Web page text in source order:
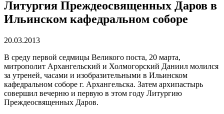
Литургия Преждеосвященных Даров в
Ильинском кафедральном соборе
20.03.2013
В среду первой седмицы Великого поста, 20 марта,
митрополит Архангельский и Холмогорский Даниил молился
за утреней, часами и изобразительными в Ильинском
кафедральном соборе г. Архангельска. Затем архипастырь
совершил вечерню и первую в этом году Литургию
Преждеосвященных Даров.